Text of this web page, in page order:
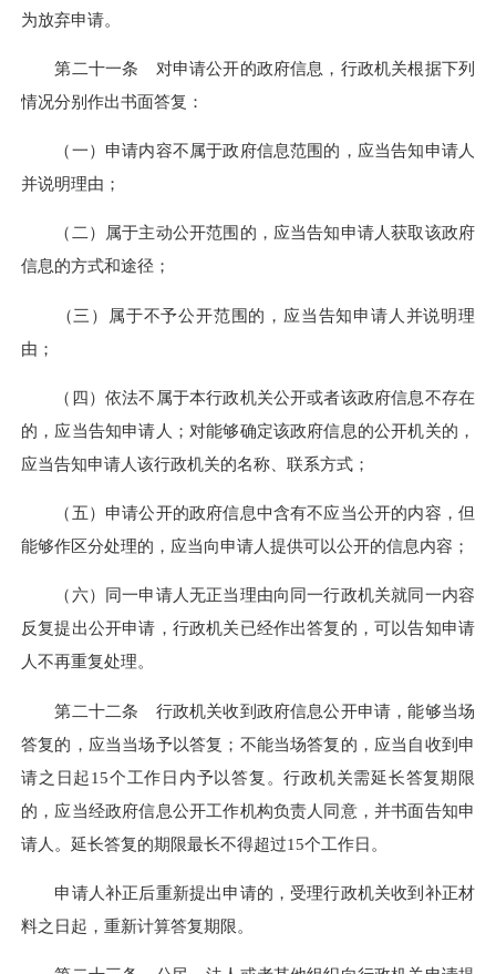
为放弃申请。
第二十一条 对申请公开的政府信息，行政机关根据下列
情况分别作出书面答复：
（一）申请内容不属于政府信息范围的，应当告知申请人
并说明理由；
（二）属于主动公开范围的，应当告知申请人获取该政府
信息的方式和途径；
（三）属于不予公开范围的，应当告知申请人并说明理
由；
（四）依法不属于本行政机关公开或者该政府信息不存在
的，应当告知申请人；对能够确定该政府信息的公开机关的，
应当告知申请人该行政机关的名称、联系方式；
（五）申请公开的政府信息中含有不应当公开的内容，但
能够作区分处理的，应当向申请人提供可以公开的信息内容；
（六）同一申请人无正当理由向同一行政机关就同一内容
反复提出公开申请，行政机关已经作出答复的，可以告知申请
人不再重复处理。
第二十二条 行政机关收到政府信息公开申请，能够当场
答复的，应当当场予以答复；不能当场答复的，应当自收到申
请之日起15个工作日内予以答复。行政机关需延长答复期限
的，应当经政府信息公开工作机构负责人同意，并书面告知申
请人。延长答复的期限最长不得超过15个工作日。
申请人补正后重新提出申请的，受理行政机关收到补正材
料之日起，重新计算答复期限。